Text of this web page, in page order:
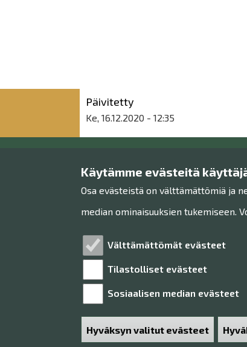
Käytämme evästeitä
Osa evästeistä on välttämättömiä ja
median ominaisuuksien tukemiseen.
Välttämättömät evästeet
Tilastolliset evästeet
Sosiaalisen median evästeet
Hyväksyn valitut evästeet
Päivitetty
Ke, 16.12.2020 - 12:35
Raahen museo